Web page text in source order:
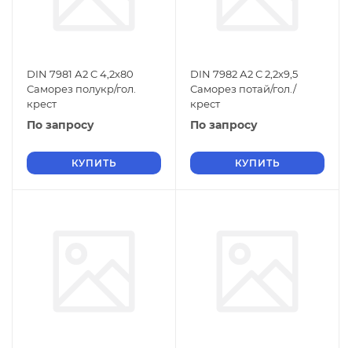
DIN 7981 А2 C 4,2х80
Саморез полукр/гол.
крест
По запросу
КУПИТЬ
DIN 7982 А2 С 2,2х9,5
Саморез потай/гол./
крест
По запросу
КУПИТЬ